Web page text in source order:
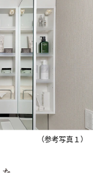
（参考写真１）